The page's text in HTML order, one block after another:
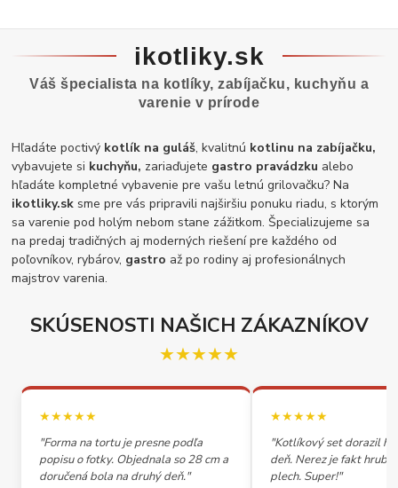
ikotliky.sk
Váš špecialista na kotlíky, zabíjačku, kuchyňu a
varenie v prírode
Hľadáte poctivý kotlík na guláš, kvalitnú kotlinu na zabíjačku,
vybavujete si kuchyňu, zariaďujete gastro pravádzku alebo
hľadáte kompletné vybavenie pre vašu letnú grilovačku? Na
ikotliky.sk sme pre vás pripravili najširšiu ponuku riadu, s ktorým
sa varenie pod holým nebom stane zážitkom. Špecializujeme sa
na predaj tradičných aj moderných riešení pre každého od
poľovníkov, rybárov, gastro až po rodiny aj profesionálnych
majstrov varenia.
SKÚSENOSTI NAŠICH ZÁKAZNÍKOV
★★★★★
★★★★★
"Forma na tortu je presne podľa
popisu o fotky. Objednala so 28 cm a
doručená bola na druhý deň."
★★★★★
"Kotlíkový set dorazil
deň. Nerez je fakt
plech. Super!"